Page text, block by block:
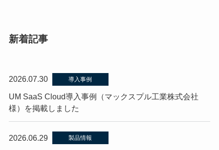
新着記事
2026.07.30 導入事例
UM SaaS Cloud導入事例（マックスプル工業株式会社
様）を掲載しました
2026.06.29 製品情報